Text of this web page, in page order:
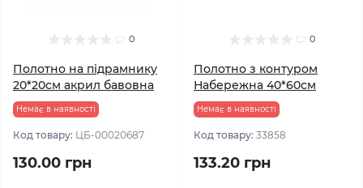
0
Полотно на підрамнику
20*20см акрил бавовна
Немає в наявності
Код товару: ЦБ-00020687
130.00 грн
0
Полотно з контуром
Набережна 40*60см
Немає в наявності
Код товару: 33858
133.20 грн